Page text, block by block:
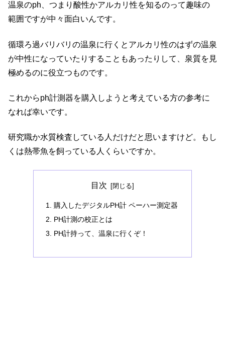
温泉のph、つまり酸性かアルカリ性を知るのって趣味の
範囲ですが中々面白いんです。
循環ろ過バリバリの温泉に行くとアルカリ性のはずの温泉
が中性になっていたりすることもあったりして、泉質を見
極めるのに役立つものです。
これからph計測器を購入しようと考えている方の参考に
なれば幸いです。
研究職か水質検査している人だけだと思いますけど。もし
くは熱帯魚を飼っている人くらいですか。
目次
購入したデジタルPH計 ペーハー測定器
PH計測の校正とは
PH計持って、温泉に行くぞ！